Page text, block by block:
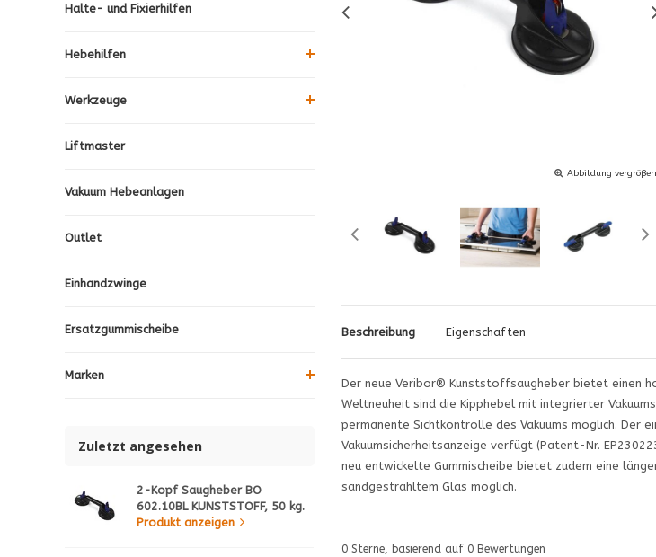
Halte- und Fixierhilfen
Hebehilfen
Werkzeuge
Liftmaster
Vakuum Hebeanlagen
Outlet
Einhandzwinge
Ersatzgummischeibe
Marken
Zuletzt angesehen
2-Kopf Saugheber BO
602.10BL KUNSTSTOFF, 50 kg.
Produkt anzeigen
Abbildung
Beschreibung Eigenschaften
Der neue Veribor® Kunststoffsaugheber bietet einen
Weltneuheit sind die Kipphebel mit integrierter
permanente Sichtkontrolle des Vakuums möglich. Der
Vakuumsicherheitsanzeige verfügt (Patent-Nr.
neu entwickelte Gummischeibe bietet zudem eine
sandgestrahltem Glas möglich.
0Sterne, basierend auf 0Bewertungen